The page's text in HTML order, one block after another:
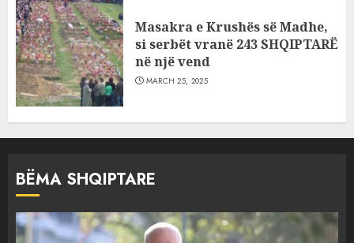
Masakra e Krushës së Madhe,
si serbët vranë 243 SHQIPTARË
në një vend
MARCH 25, 2025
BËMA SHQIPTARE